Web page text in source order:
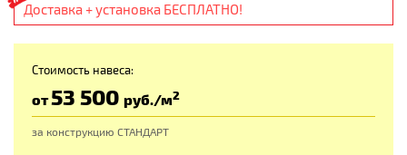
Доставка + установка БЕСПЛАТНО!
Стоимость навеса:
от53 500 руб./м2
за конструкцию СТАНДАРТ